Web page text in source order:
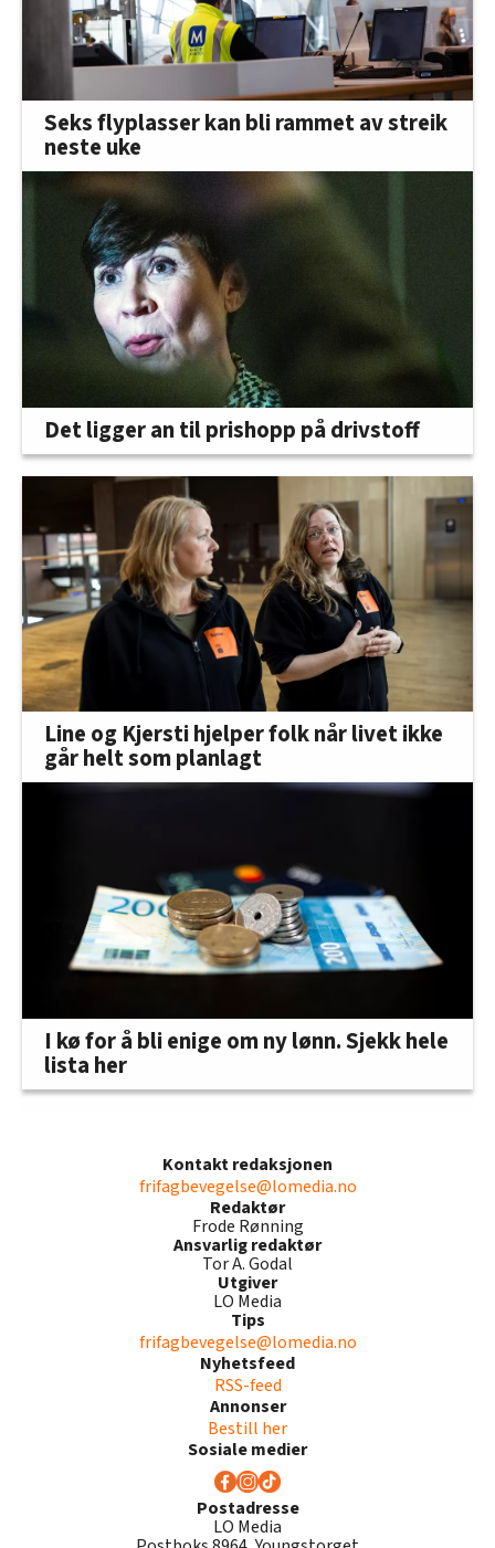
Seks flyplasser kan bli rammet av streik
neste uke
Det ligger an til prishopp på drivstoff
Line og Kjersti hjelper folk når livet ikke
går helt som planlagt
I kø for å bli enige om ny lønn. Sjekk hele
lista her
Kontakt redaksjonen
frifagbevegelse@lomedia.no
Redaktør
Frode Rønning
Ansvarlig redaktør
Tor A. Godal
Utgiver
LO Media
Tips
frifagbevegelse@lomedia.no
Nyhetsfeed
RSS-feed
Annonser
Bestill her
Sosiale medier
Postadresse
LO Media